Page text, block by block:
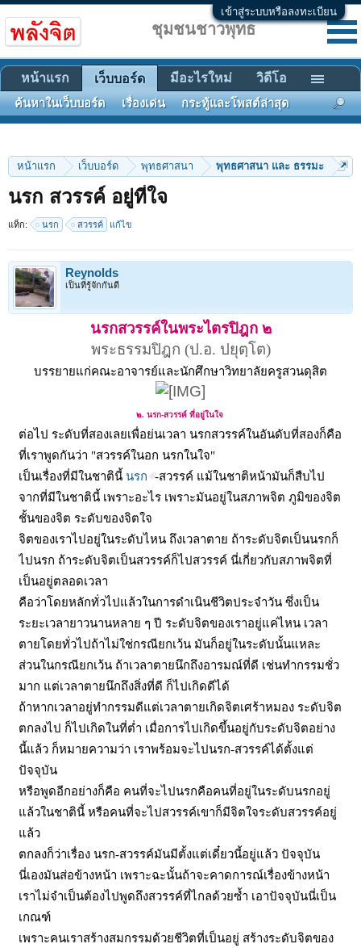
เข้าสู่ระบบหรือลงทะเบียน
หน้าแรก เว็บบอร์ด พุทธศาสนา พุทธศาสนา และ ธรรมะ
นรก สวรรค์ อยู่ที่ใจ
แท็ก: นรก สวรรค์ แก้ไข
Reynolds
เป็นที่รู้จักกันดี
นรกสวรรค์ในพระไตรปิฎก ๒
พระธรรมปิฎก (ป.อ. ปยุตฺโต)
บรรยายแก่คณะอาจารย์และนักศึกษาวิทยาลัยครูสวนดุสิต
๒. นรก-สวรรค์ ที่อยู่ในใจ
ต่อไป ระดับที่สองเลยเพื่อย่นเวลา นรกสวรรค์ในอันดับที่สองก็คือ
ที่เราพูดกันว่า "สวรรค์ในอก นรกในใจ"
เป็นเรื่องที่มีในชาตินี้นรก
-สวรรค์ แม้ในชาติหน้ามันก็สืบไป
จากที่มีในชาตินี้ เพราะอะไร เพราะมันอยู่ในสภาพจิต ภูมิของจิต
ชั้นของจิต ระดับของจิตใจ
จิตของเราไปอยู่ในระดับไหน ถึงเวลาตาย ถ้าระดับจิตเป็นนรกก็
ไปนรก ถ้าระดับจิตเป็นสวรรค์ก็ไปสวรรค์ นี่เกี่ยวกับสภาพจิตที่
เป็นอยู่ตลอดเวลา
คือว่าโดยหลักทั่วไปแล้วในการดำเนินชีวิตประจำวัน ซึ่งเป็น
ระยะเวลายาวนานหลาย ๆ ปี ระดับจิตของเราอยู่แค่ไหน เวลา
ตายโดยทั่วไปถ้าไม่ใช่กรณียกเว้น มันก็อยู่ในระดับนั้นแหละ
ส่วนในกรณียกเว้น ถ้าเวลาตายนึกถึงอารมณ์ที่ดี เช่นทำกรรมชั่ว
มาก แต่เวลาตายนึกถึงสิ่งที่ดี ก็ไปเกิดดีได้
ถ้าหากเวลาอยู่ทำกรรมดีแต่เวลาตายเกิดจิตเศร้าหมอง ระดับจิต
ตกลงไป ก็ไปเกิดในที่ต่ำ เมื่อการไปเกิดขึ้นอยู่กับระดับจิตอย่าง
นี้แล้ว ก็หมายความว่า เราพร้อมจะไปนรก-สวรรค์ได้ตั้งแต่
ปัจจุบัน
หรือพูดอีกอย่างก็คือ คนที่จะไปนรกคือคนที่อยู่ในระดับนรกอยู่
แล้วในชาตินี้ หรือคนที่จะไปสวรรค์เขาก็มีจิตใจระดับสวรรค์อยู่
แล้ว
ตกลงก็ว่าเรื่อง นรก-สวรรค์มันมีตั้งแต่เดี๋ยวนี้อยู่แล้ว ปัจจุบัน
นี่เองมันส่อข้างหน้า เพราะฉะนั้นถ้าจะคาดการณ์เรื่องข้างหน้า
เราไม่จำเป็นต้องไปพูดถึงสวรรค์ที่ไกลด้วยซ้ำ เอาปัจจุบันนี่เป็น
เกณฑ์
เพราะคนเราสร้างสมกรรมด้วยชีวิตที่เป็นอยู่ สร้างระดับจิตของ
ชุมชนชาวพุทธ
หน้าแรก เว็บบอร์ด
ค้นหาในเว็บบอร์ด เรื่องเด่น กระทู้และโพสต์ล่าสุด
มีอะไรใหม่ วิดีโอ